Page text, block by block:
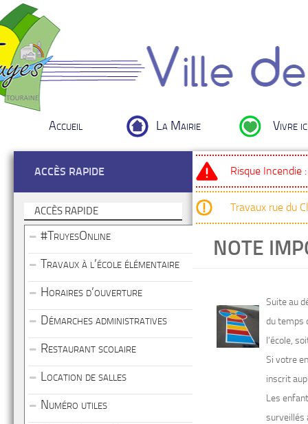
Accueil La Mairie Vivre
Risque Incendie
Travaux rue du
NOTE
Suite au
du temps
l’école,
Si votre
inscrit
Les
surveillés
ACCÈS RAPIDE
ACCÈS RAPIDE
#TruyesOnline
Travaux à l’école élémentaire
Horaires d’ouverture
Démarches administratives
Restaurant scolaire
Location de salles
Numéro utiles